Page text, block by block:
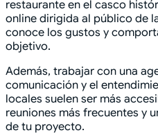
restaurante en el casco
online dirigida al público de
conoce los gustos y
objetivo.
Además, trabajar con una
comunicación y el
locales suelen ser más
reuniones más frecuentes y
de tu proyecto.